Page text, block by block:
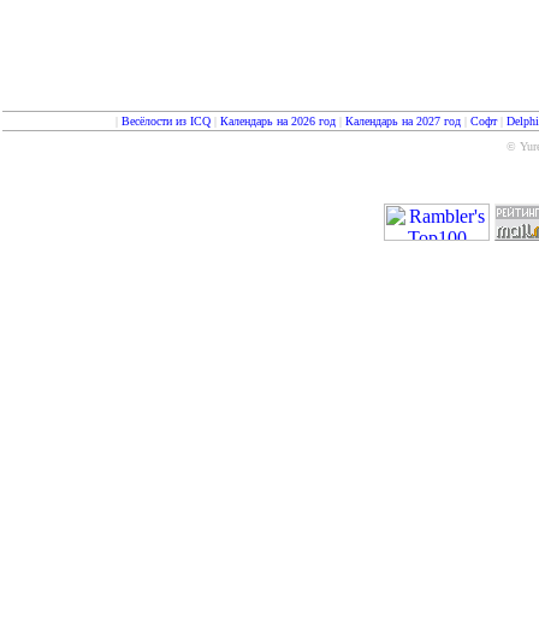
Весёлости из ICQ| Календарь на 2026 год| Календарь на 2027 год| Софт|
©